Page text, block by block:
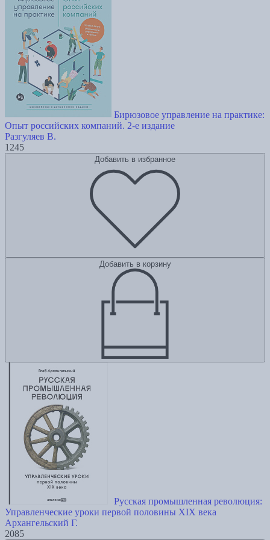
Бирюзовое управление на практике:
Опыт российских компаний. 2-е издание
Разгуляев В.
1245
Добавить в избранное
Добавить в корзину
Русская промышленная революция:
Управленческие уроки первой половины XIX века
Архангельский Г.
2085